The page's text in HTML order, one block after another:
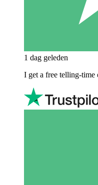
1 dag geleden
I get a free telling-time